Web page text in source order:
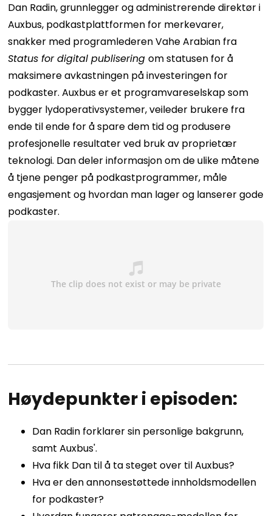
Dan Radin, grunnlegger og administrerende direktør i
Auxbus, podkastplattformen for merkevarer,
snakker med programlederen Vahe Arabian fra
Status for digital publiseringom statusen for å
maksimere avkastningen på investeringen for
podkaster. Auxbus er et programvareselskap som
bygger lydoperativsystemer, veileder brukere fra
ende til ende for å spare dem tid og produsere
profesjonelle resultater ved bruk av proprietær
teknologi. Dan deler informasjon om de ulike måtene
å tjene penger på podkastprogrammer, måle
engasjement og hvordan man lager og lanserer gode
podkaster.
Høydepunkter i episoden:
Dan Radin forklarer sin personlige bakgrunn,
samt Auxbus'.
Hva fikk Dan til å ta steget over til Auxbus?
Hva er den annonsestøttede innholdsmodellen
for podkaster?